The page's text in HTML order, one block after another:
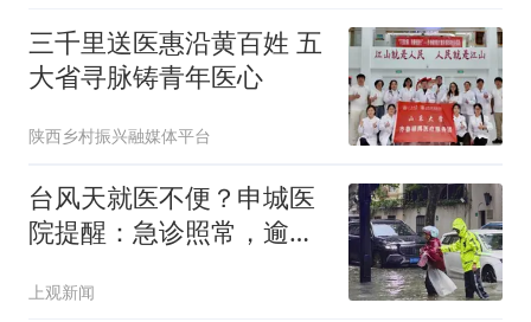
三千里送医惠沿黄百姓 五
大省寻脉铸青年医心
陕西乡村振兴融媒体平台
台风天就医不便？申城医
院提醒：急诊照常，逾期
记录
上观新闻